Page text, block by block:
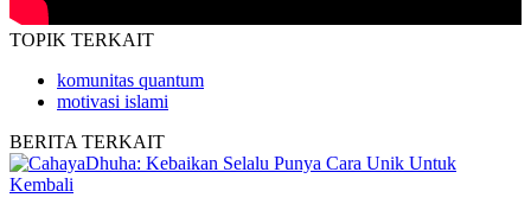
TOPIK TERKAIT
komunitas quantum
motivasi islami
BERITA TERKAIT